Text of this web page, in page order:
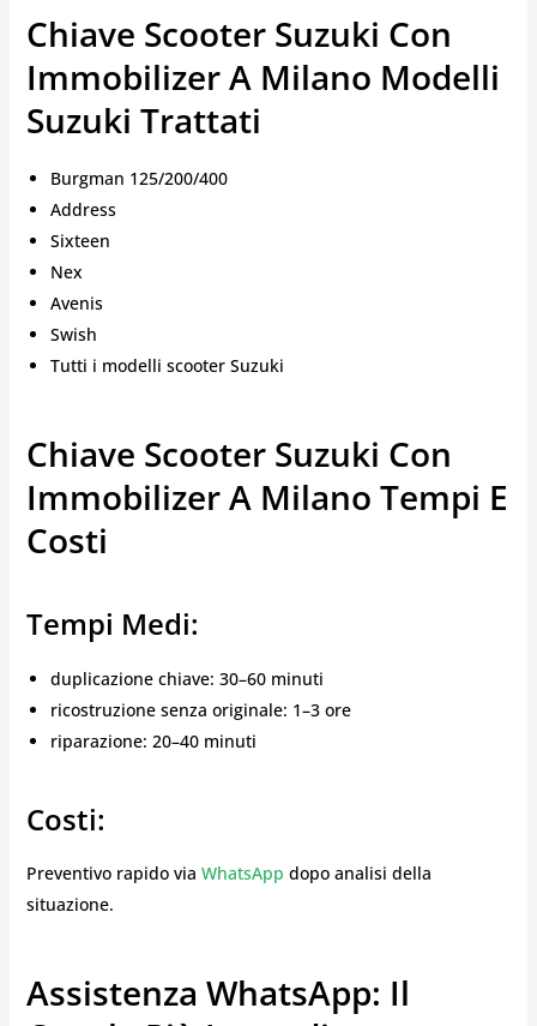
Chiave Scooter Suzuki Con
Immobilizer A Milano Modelli
Suzuki Trattati
Burgman 125/200/400
Address
Sixteen
Nex
Avenis
Swish
Tutti i modelli scooter Suzuki
Chiave Scooter Suzuki Con
Immobilizer A Milano Tempi E
Costi
Tempi Medi:
duplicazione chiave: 30–60 minuti
ricostruzione senza originale: 1–3 ore
riparazione: 20–40 minuti
Costi:
Preventivo rapido via WhatsApp dopo analisi della
situazione.
Assistenza WhatsApp: Il